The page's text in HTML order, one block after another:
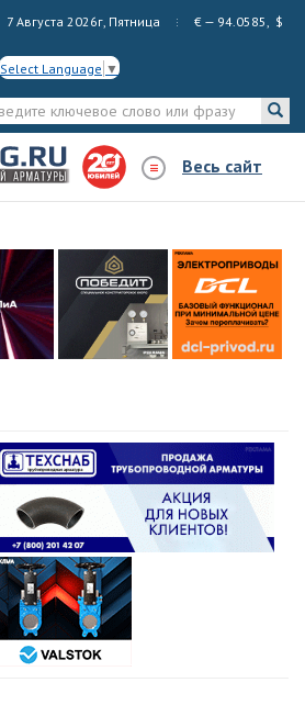
7 Августа 2026г, Пятница € — 94.0585, $
Select Language ▼
Весь сайт